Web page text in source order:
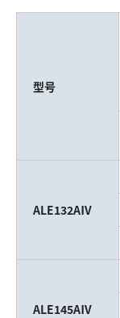
型号
ALE132AⅣ
ALE145AⅣ